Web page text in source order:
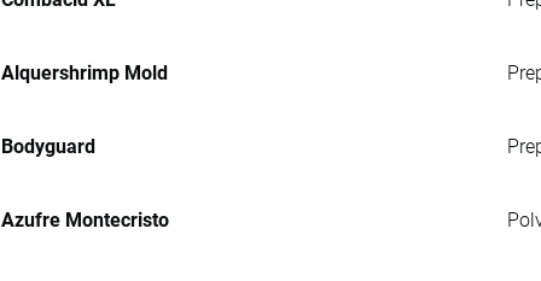
Alquershrimp Mold
Bodyguard
Azufre Montecristo